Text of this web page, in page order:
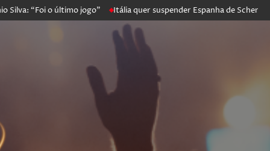
o último jogo” Itália quer suspender Espanha de Schengen.